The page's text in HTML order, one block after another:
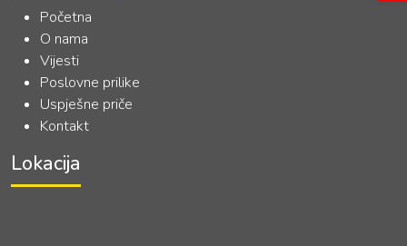
Početna
O nama
Vijesti
Poslovne prilike
Uspješne priče
Kontakt
Lokacija